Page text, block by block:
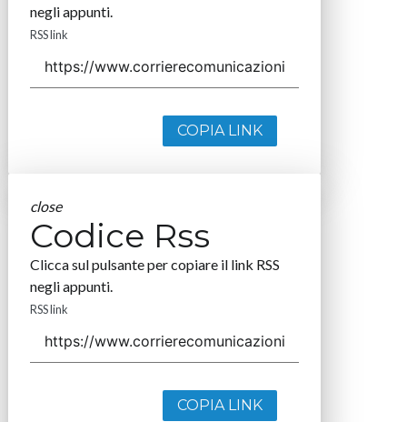
negli appunti.
RSS link
COPIA LINK
close
Codice Rss
Clicca sul pulsante per copiare il link RSS
negli appunti.
RSS link
COPIA LINK